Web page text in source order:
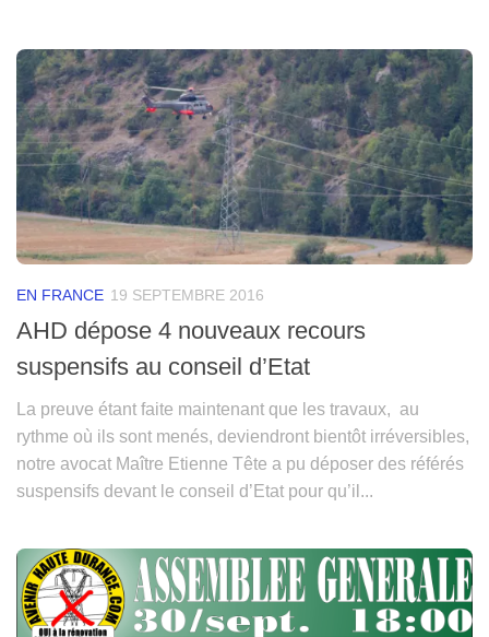
EN FRANCE 19 SEPTEMBRE 2016
AHD dépose 4 nouveaux recours
suspensifs au conseil d’Etat
La preuve étant faite maintenant que les travaux, au
rythme où ils sont menés, deviendront bientôt irréversibles,
notre avocat Maître Etienne Tête a pu déposer des référés
suspensifs devant le conseil d’Etat pour qu’il...